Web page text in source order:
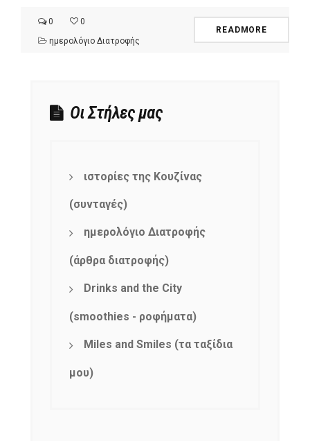
0
0
ημερολόγιο Διατροφής
READMORE
Οι Στήλες μας
ιστορίες της Κουζίνας
(συνταγές)
ημερολόγιο Διατροφής
(άρθρα διατροφής)
Drinks and the City
(smoothies - ροφήματα)
Miles and Smiles (τα ταξίδια
μου)